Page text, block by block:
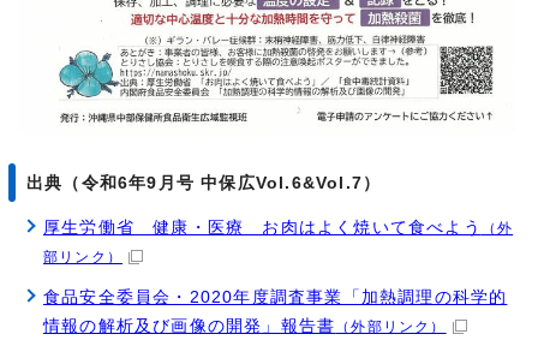
出典（令和6年9月号 中保広Vol.6&Vol.7）
厚生労働省 健康・医療 お肉はよく焼いて食べよう
（外
部リンク）
食品安全委員会・2020年度調査事業「加熱調理の科学的
情報の解析及び画像の開発」報告書 （外部リンク）